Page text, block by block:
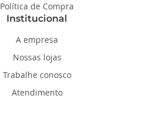
Política de Compra
Institucional
A empresa
Nossas lojas
Trabalhe conosco
Atendimento